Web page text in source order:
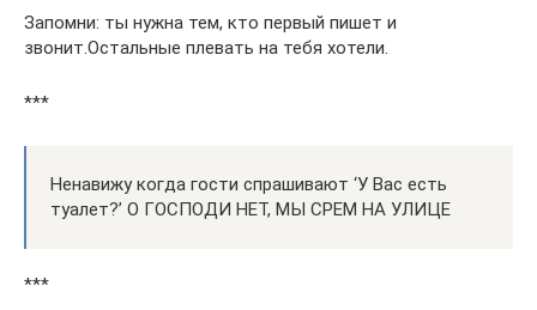
Запомни: ты нужна тем, кто первый пишет и
звонит.Остальные плевать на тебя хотели.
***
Ненавижу когда гости спрашивают ‘У Вас есть
туалет?’ О ГОСПОДИ НЕТ, МЫ СРЕМ НА УЛИЦЕ
***